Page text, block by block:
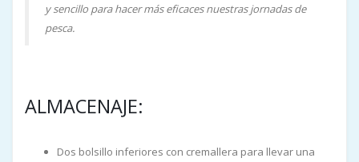
y sencillo para hacer más eficaces nuestras jornadas de
pesca.
ALMACENAJE:
Dos bolsillo inferiores con cremallera para llevar una